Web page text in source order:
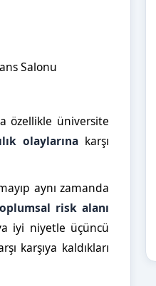
Salonu
özellikle üniversite
olaylarına karşı
aynı zamanda
risk alanı
iyi niyetle üçüncü
karşıya kaldıkları